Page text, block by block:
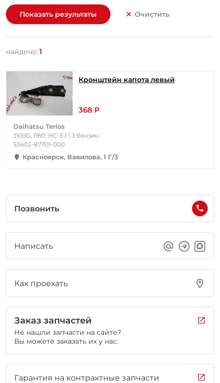
Показать результаты Очистить
найдено 1
Кронштейн капота левый
368 Р
Daihatsu Terios
J100G, 1997, HC-EJ 1.3 бензин
53402-87701-000
Красноярск, Вавилова, 1 Г/3
Позвонить
Написать
Как проехать
Заказ запчастей
Не нашли запчасти на сайте?
Вы можете заказать их у нас.
Гарантия на контрактные запчасти